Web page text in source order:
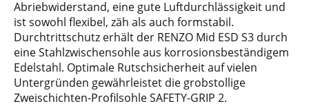
Abriebwiderstand, eine gute Luftdurchlässigkeit und
ist sowohl flexibel, zäh als auch formstabil.
Durchtrittschutz erhält der RENZO Mid ESD S3 durch
eine Stahlzwischensohle aus korrosionsbeständigem
Edelstahl. Optimale Rutschsicherheit auf vielen
Untergründen gewährleistet die grobstollige
Zweischichten-Profilsohle SAFETY-GRIP 2.